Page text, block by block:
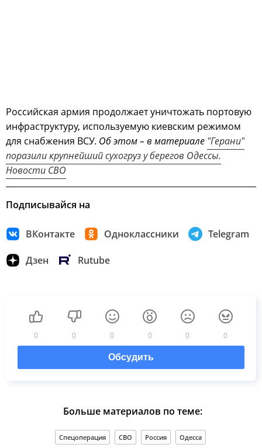
Российская армия продолжает уничтожать портовую
инфраструктуру, используемую киевским режимом
для снабжения ВСУ. Об этом – в материале "Герани"
поразили крупнейший сухогруз у берегов Одессы.
Новости СВО
Подписывайся на
ВКонтакте Одноклассники Telegram
Дзен Rutube
0 0 0 0 0 0
Обсудить
Больше материалов по теме:
Спецоперация СВО Россия Одесса